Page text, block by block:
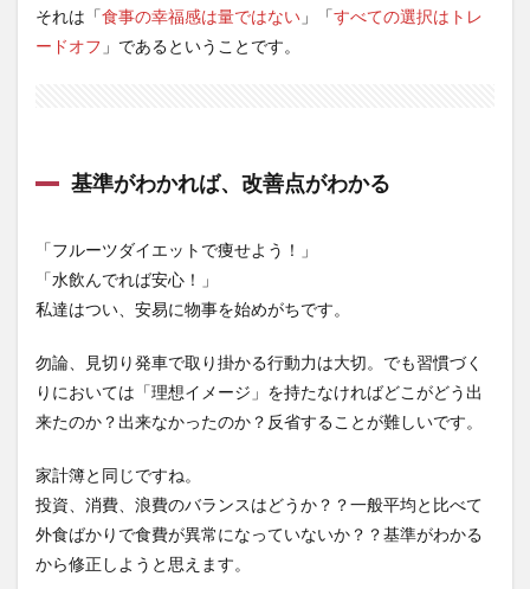
それは「食事の幸福感は量ではない 」「すべての選択はトレ
ードオフ 」であるということです。
基準がわかれば、改善点がわかる
「フルーツダイエットで痩せよう！」
「水飲んでれば安心！」
私達はつい、安易に物事を始めがちです。
勿論、見切り発車で取り掛かる行動力は大切。でも習慣づく
りにおいては「理想イメージ」を持たなければどこがどう出
来たのか？出来なかったのか？反省することが難しいです。
家計簿と同じですね。
投資、消費、浪費のバランスはどうか？？一般平均と比べて
外食ばかりで食費が異常になっていないか？？基準がわかる
から修正しようと思えます。